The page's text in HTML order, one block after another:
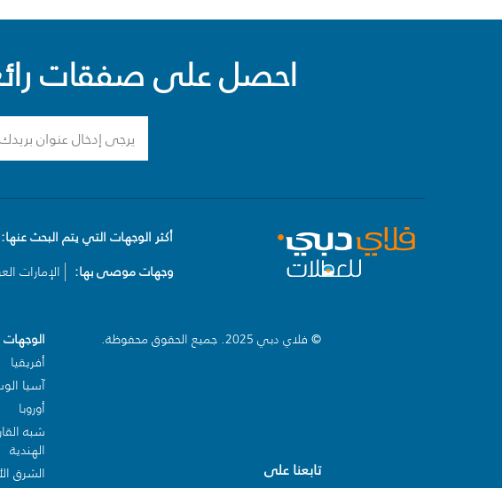
احصل على صفقات
أكثر الوجهات التي يتم البحث عنها:
وجهات موصى بها:
الإمارات
© فلاي دبي 2025. جميع الحقوق محفوظة.
تابعنا على
الوجهات
أفريقيا
آسيا
أوروبا
شبه
الهندية
الشرق